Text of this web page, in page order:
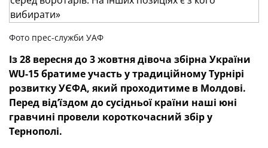
Фото прес-служби УАФ
Із 28 вересня до 3 жовтня дівоча збірна України
WU-15 братиме участь у традиційному Турнірі
розвитку УЄФА, який проходитиме в Молдові.
Перед від’їздом до сусідньої країни наші юні
гравчині провели короткочасний збір у
Тернополі.